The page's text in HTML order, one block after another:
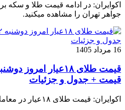
اکوایران: در ادامه قیمت طلا و سکه
جواهر تهران را مشاهده میکنید.
16 مرداد 1405
قیمت + جدول و جزئیات
اکوایران: قیمت طلای ۱۸عیار در معاملات امروز افزایشی شد.